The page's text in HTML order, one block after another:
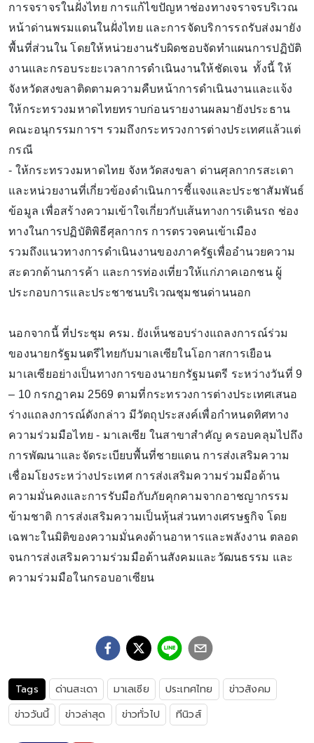
การจราจรในฝั่งไทย การแก้ไขปัญหาช่องทางจราจรบริเวณ
หน้าด่านพรมแดนในฝั่งไทย และการจัดบริการรถรับส่งมายัง
พื้นที่ส่วนใน โดยให้หน่วยงานรับผิดชอบจัดทำแผนการปฏิบัติ
งานและกรอบระยะเวลาการดำเนินงานให้ชัดเจน ทั้งนี้ ให้
จังหวัดสงขลาติดตามความคืบหน้าการดำเนินงานและแจ้ง
ให้กระทรวงมหาดไทยทราบก่อนรายงานผลมายังประธาน
คณะอนุกรรมการฯ รวมถึงกระทรวงการต่างประเทศแล้วแต่
กรณี
- ให้กระทรวงมหาดไทย จังหวัดสงขลา ด่านศุลกากรสะเดา
และหน่วยงานที่เกี่ยวข้องดำเนินการชี้แจงและประชาสัมพันธ์
ข้อมูล เพื่อสร้างความเข้าใจเกี่ยวกับเส้นทางการเดินรถ ช่อง
ทางในการปฏิบัติพิธีศุลกากร การตรวจคนเข้าเมือง
รวมถึงแนวทางการดำเนินงานของภาครัฐเพื่ออำนวยความ
สะดวกด้านการค้า และการท่องเที่ยวให้แก่ภาคเอกชน ผู้
ประกอบการและประชาชนบริเวณชุมชนด่านนอก
นอกจากนี้ ที่ประชุม ครม. ยังเห็นชอบร่างแถลงการณ์ร่วม
ของนายกรัฐมนตรีไทยกับมาเลเซียในโอกาสการเยือน
มาเลเซียอย่างเป็นทางการของนายกรัฐมนตรี ระหว่างวันที่ 9
– 10 กรกฎาคม 2569 ตามที่กระทรวงการต่างประเทศเสนอ
ร่างแถลงการณ์ดังกล่าว มีวัตถุประสงค์เพื่อกำหนดทิศทาง
ความร่วมมือไทย - มาเลเซีย ในสาขาสำคัญ ครอบคลุมไปถึง
การพัฒนาและจัดระเบียบพื้นที่ชายแดน การส่งเสริมความ
เชื่อมโยงระหว่างประเทศ การส่งเสริมความร่วมมือด้าน
ความมั่นคงและการรับมือกับภัยคุกคามจากอาชญากรรม
ข้ามชาติ การส่งเสริมความเป็นหุ้นส่วนทางเศรษฐกิจ โดย
เฉพาะในมิติของความมั่นคงด้านอาหารและพลังงาน ตลอด
จนการส่งเสริมความร่วมมือด้านสังคมและวัฒนธรรม และ
ความร่วมมือในกรอบอาเซียน
Tags ด่านสะเดา มาเลเซีย ประเทศไทย
ข่าวสังคม
ข่าววันนี้
ข่าวล่าสุด ข่าวทั่วไป ทีนิวส์